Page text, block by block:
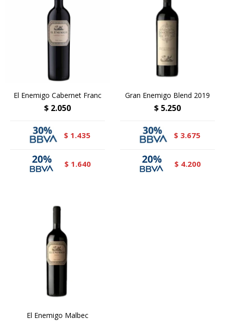
El Enemigo Cabernet Franc
$ 2.050
$ 1.435
$ 1.640
Gran Enemigo Blend 2019
$ 5.250
$ 3.675
$ 4.200
El Enemigo Malbec